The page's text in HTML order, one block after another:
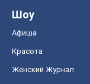
Шоу
Афиша
Красота
Женский Журнал